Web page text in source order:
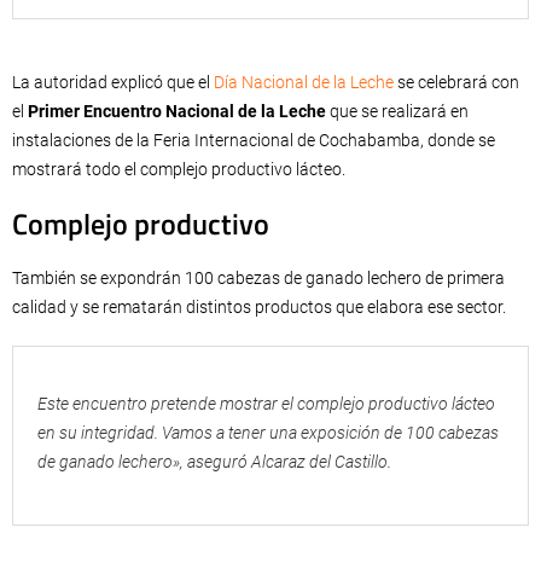
La autoridad explicó que el Día Nacional de la Lechese celebrará con
el Primer Encuentro Nacional de la Lecheque se realizará en
instalaciones de la Feria Internacional de Cochabamba, donde se
mostrará todo el complejo productivo lácteo.
Complejo productivo
También se expondrán 100 cabezas de ganado lechero de primera
calidad y se rematarán distintos productos que elabora ese sector.
Este encuentro pretende mostrar el complejo productivo lácteo
en su integridad. Vamos a tener una exposición de 100 cabezas
de ganado lechero», aseguró Alcaraz del Castillo.